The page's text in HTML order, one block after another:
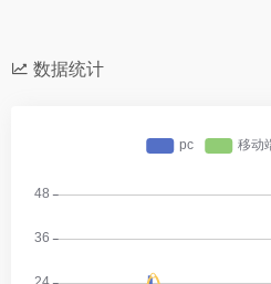
数据统计